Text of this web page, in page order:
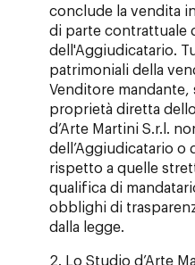
conclude la vendita
di parte contrattuale
dell'Aggiudicatario.
patrimoniali della
Venditore mandante,
proprietà diretta
d’Arte Martini S.r.l.
dell’Aggiudicatario
rispetto a quelle
qualifica di
obblighi di
dalla legge.
2. Lo Studio d’Arte